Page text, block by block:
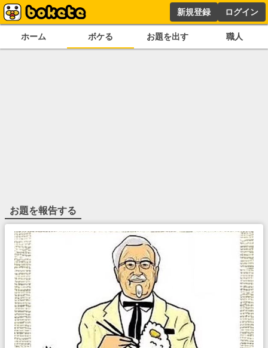
新規登録 ログイン
ホーム ボケる お題を出す 職人
お題を報告する